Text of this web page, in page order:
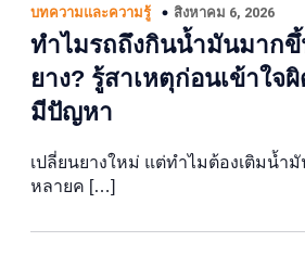
บทความและความรู้ สิงหาคม 6, 2026
ทำไมรถถึงกินน้ำมันมากขึ้
ยาง? รู้สาเหตุก่อนเข้าใจ
มีปัญหา
เปลี่ยนยางใหม่ แต่ทำไมต้องเติมน้ำ
หลายค […]